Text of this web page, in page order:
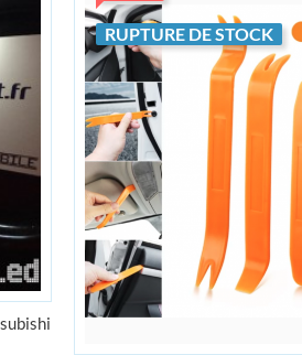
RUPTURE DE STOCK